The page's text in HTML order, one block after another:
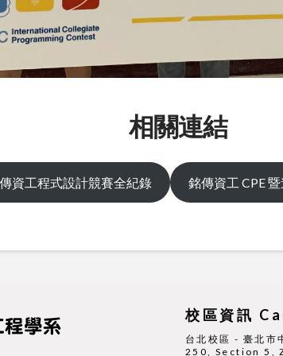
相關連結
資工程式設計競賽全紀錄 銘傳資工 CPE
校區資訊
台北校區 - 臺北
250, Section 5,